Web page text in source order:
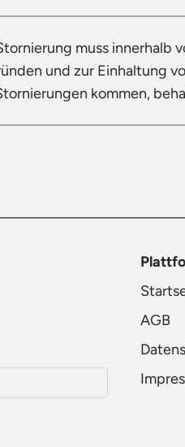
muss innerhalb
und zur Einhaltung
kommen,
AGB